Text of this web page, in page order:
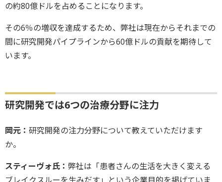
の約80億ドルを占めることになります。
その6％の増収を達成するため、弊社は現在からそれまでの
間に研究開発パイプラインから60億ドルの貢献を期待して
います。
研究開発では6つの治療分野に注力
岡元： 研究開発の注力分野について教えていただけます
か。
スティーヴォ氏： 弊社は「患者さんの生活を大きく変える